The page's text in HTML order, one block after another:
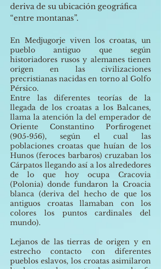
deriva de su ubicación geográfica
“entre montanas”.
En Medjugorje viven los croatas, un
pueblo antiguo que según
historiadores rusos y alemanes tienen
origen en las civilizaciones
precristianas nacidas en torno al Golfo
Pérsico.
Entre las diferentes teorías de la
llegada de los croatas a los Balcanes,
llama la atención la del emperador de
Oriente Constantino Porfirogenet
(905-956), según el cual las
poblaciones croatas que huían de los
Hunos (feroces barbaros) cruzaban los
Cárpatos llegando así a los alrededores
de lo que hoy ocupa Cracovia
(Polonia) donde fundaron la Croacia
blanca (deriva del hecho de que los
antiguos croatas llamaban con los
colores los puntos cardinales del
mundo).
Lejanos de las tierras de origen y en
estrecho contacto con diferentes
pueblos eslavos, los croatas asimilaron